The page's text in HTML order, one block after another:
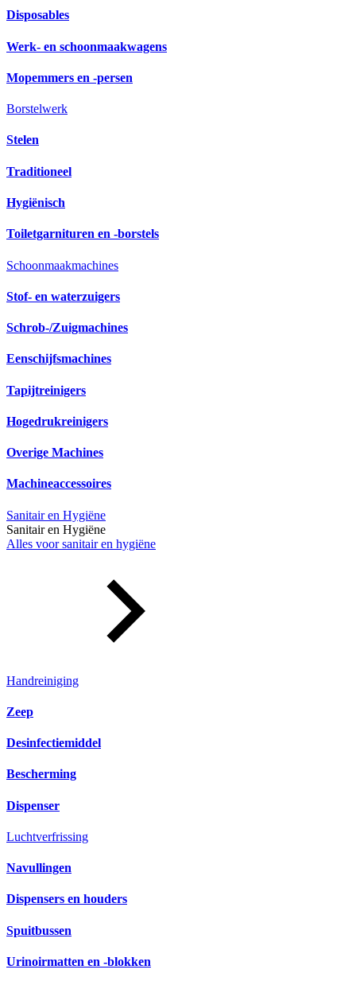
Disposables
Werk- en schoonmaakwagens
Mopemmers en -persen
Borstelwerk
Stelen
Traditioneel
Hygiënisch
Toiletgarnituren en -borstels
Schoonmaakmachines
Stof- en waterzuigers
Schrob-/Zuigmachines
Eenschijfsmachines
Tapijtreinigers
Hogedrukreinigers
Overige Machines
Machineaccessoires
Sanitair en Hygiëne
Sanitair en Hygiëne
Alles voor sanitair en hygiëne
Handreiniging
Zeep
Desinfectiemiddel
Bescherming
Dispenser
Luchtverfrissing
Navullingen
Dispensers en houders
Spuitbussen
Urinoirmatten en -blokken